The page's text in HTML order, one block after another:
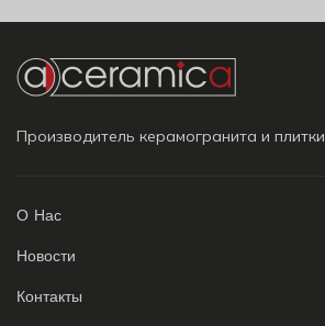
Производитель керамогранита и плитки
О Нас
Новости
Контакты